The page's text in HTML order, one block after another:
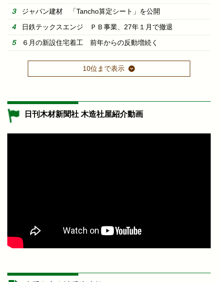
ジャパン建材 「Tancho算定シート」を公開
日鉄テックスエンジ ＰＢ事業、27年１月で撤退
６月の新設住宅着工 前年からの反動増続く
10位まで表示
日刊木材新聞社 木造社屋紹介動画